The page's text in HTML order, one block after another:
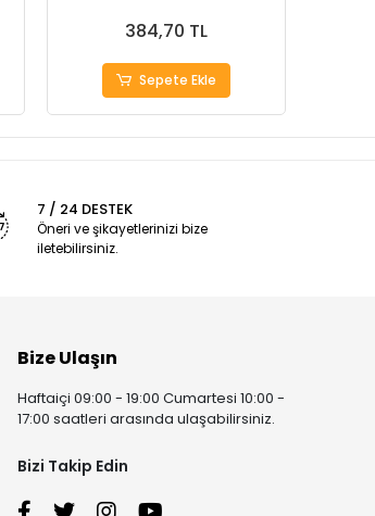
384,70 TL
Sepete Ekle
7 / 24 DESTEK
Öneri ve şikayetlerinizi bize
iletebilirsiniz.
Bize Ulaşın
Haftaiçi 09:00 - 19:00 Cumartesi 10:00 -
17:00 saatleri arasında ulaşabilirsiniz.
Bizi Takip Edin